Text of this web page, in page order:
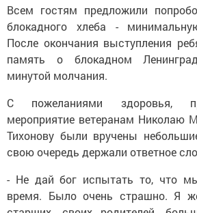
Всем гостям предложили
блокадного хлеба -
После окончания выступления
память о блокадном
минутой молчания.
С пожеланиями здоровья,
мероприятие ветеранам Николаю
Тихонову были вручены
свою очередь держали ответное
- Не дай бог испытать то, что
время. Было очень страшно. Я